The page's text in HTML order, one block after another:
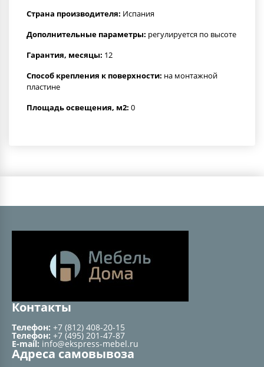
Страна производителя: Испания
Дополнительные параметры: регулируется по высоте
Гарантия, месяцы: 12
Способ крепления к поверхности: на монтажной
пластине
Площадь освещения, м2: 0
Контакты
Телефон: +7 (812) 408-20-15
Телефон: +7 (495) 201-47-87
E-mail: info@ekspress-mebel.ru
Адреса самовывоза